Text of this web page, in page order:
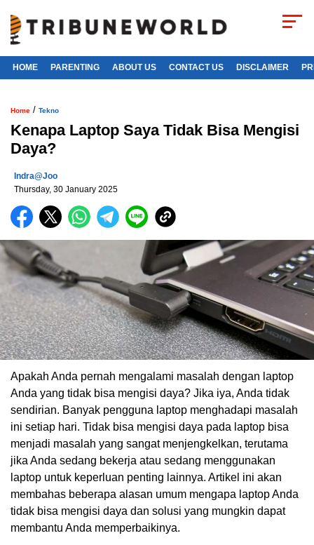
HOME PARENTING ABOUT US CONTACT US DISCLAIMER
Home / Tekno
Kenapa Laptop Saya Tidak Bisa Mengisi
Daya?
Indra@joo
Thursday, 30 January 2025
Apakah Anda pernah mengalami masalah dengan laptop
Anda yang tidak bisa mengisi daya? Jika iya, Anda tidak
sendirian. Banyak pengguna laptop menghadapi masalah
ini setiap hari. Tidak bisa mengisi daya pada laptop bisa
menjadi masalah yang sangat menjengkelkan, terutama
jika Anda sedang bekerja atau sedang menggunakan
laptop untuk keperluan penting lainnya. Artikel ini akan
membahas beberapa alasan umum mengapa laptop Anda
tidak bisa mengisi daya dan solusi yang mungkin dapat
membantu Anda memperbaikinya.